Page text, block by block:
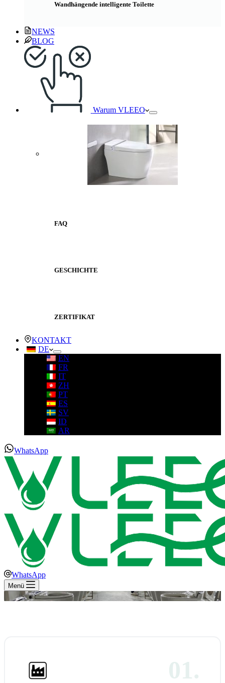
Wandhängende intelligente Toilette
NEWS
BLOG
Warum VLEEO
FAQ
GESCHICHTE
ZERTIFIKAT
KONTAKT
DE
EN
FR
IT
ZH
PT
ES
SV
ID
AR
WhatsApp
WhatsApp
Menü
01.